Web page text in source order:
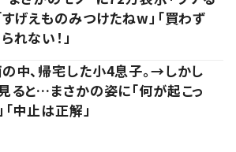
すげえものみつけたねw」「買わず
れない！」
中、帰宅した小4息子。→しかし
ると…まさかの姿に「何が起こっ
「中止は正解」